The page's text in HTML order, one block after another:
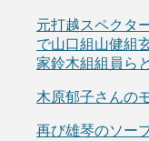
元打越スペクタ
で山口組山健組
家鈴木組組員ら
木原郁子さんの
再び雄琴のソー